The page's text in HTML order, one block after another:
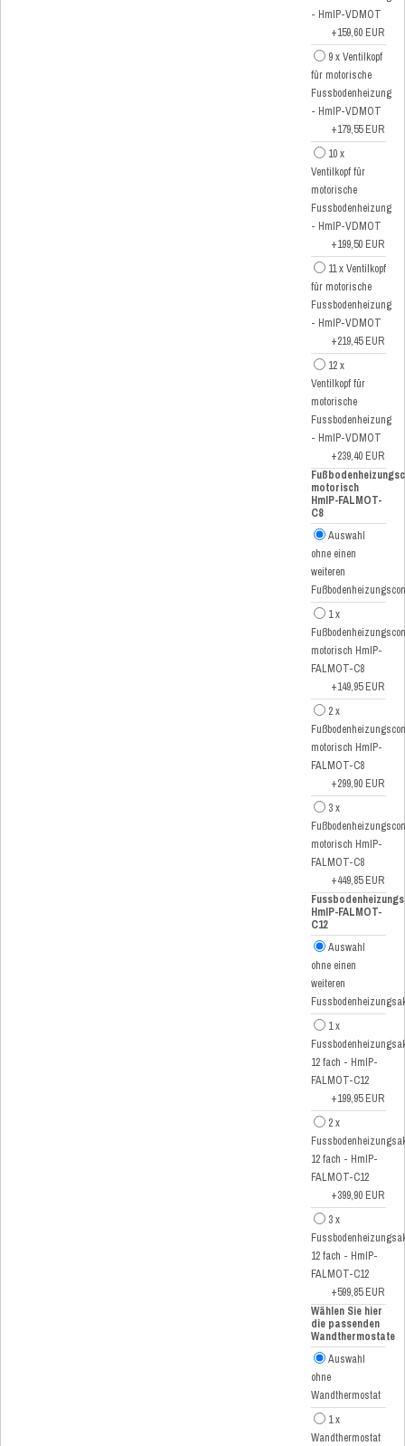
- HmIP-VDMOT
+159,60 EUR
9 x Ventilkopf
für motorische
Fussbodenheizung
- HmIP-VDMOT
+179,55 EUR
10 x
Ventilkopf für
motorische
Fussbodenheizung
- HmIP-VDMOT
+199,50 EUR
11 x Ventilkopf
für motorische
Fussbodenheizung
- HmIP-VDMOT
+219,45 EUR
12 x
Ventilkopf für
motorische
Fussbodenheizung
- HmIP-VDMOT
+239,40 EUR
motorisch
HmIP-FALMOT-
C8
Auswahl
ohne einen
weiteren
1 x
motorisch HmIP-
FALMOT-C8
+149,95 EUR
2 x
motorisch HmIP-
FALMOT-C8
+299,90 EUR
3 x
motorisch HmIP-
FALMOT-C8
+449,85 EUR
HmIP-FALMOT-
C12
Auswahl
ohne einen
weiteren
1 x
12 fach - HmIP-
FALMOT-C12
+199,95 EUR
2 x
12 fach - HmIP-
FALMOT-C12
+399,90 EUR
3 x
12 fach - HmIP-
FALMOT-C12
+599,85 EUR
Wählen Sie hier
die passenden
Wandthermostate
Auswahl
ohne
Wandthermostat
1 x
Wandthermostat